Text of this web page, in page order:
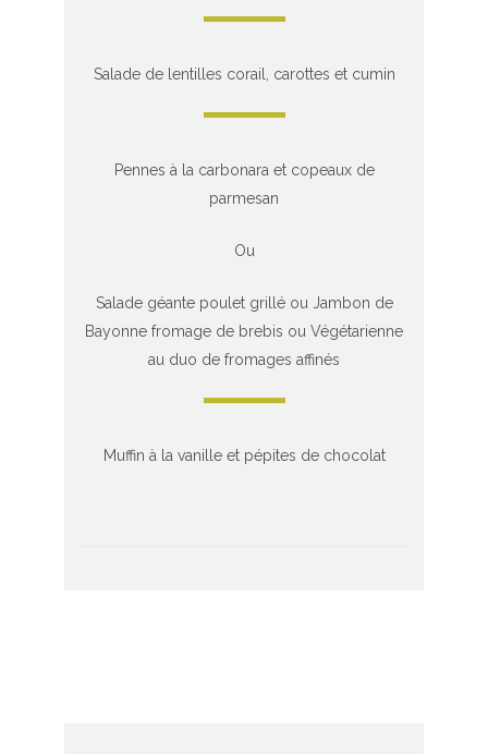
Salade de lentilles corail, carottes et cumin
Pennes à la carbonara et copeaux de
parmesan
Ou
Salade géante poulet grillé ou Jambon de
Bayonne fromage de brebis ou Végétarienne
au duo de fromages affinés
Muffin à la vanille et pépites de chocolat